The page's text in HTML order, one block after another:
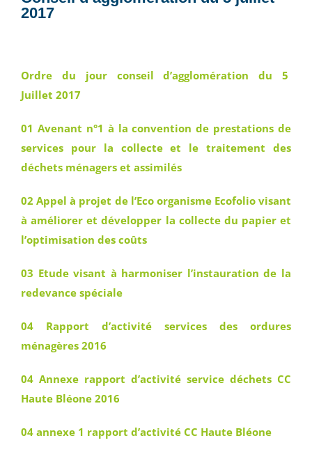
2017
Ordre du jour conseil d’agglomération du 5
Juillet 2017
01 Avenant n°1 à la convention de prestations de
services pour la collecte et le traitement des
déchets ménagers et assimilés
02 Appel à projet de l’Eco organisme Ecofolio visant
à améliorer et développer la collecte du papier et
l’optimisation des coûts
03 Etude visant à harmoniser l’instauration de la
redevance spéciale
04 Rapport d’activité services des ordures
ménagères 2016
04 Annexe rapport d’activité service déchets CC
Haute Bléone 2016
04 annexe 1 rapport d’activité CC Haute Bléone